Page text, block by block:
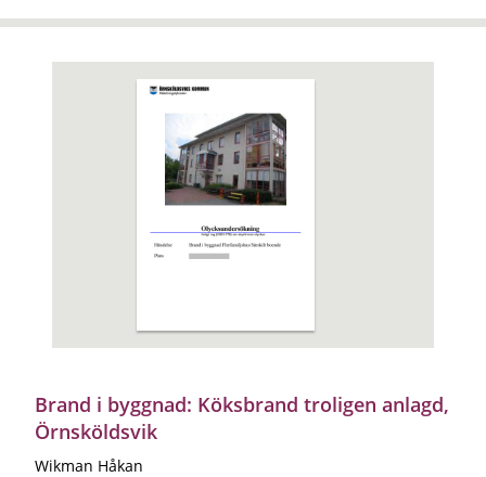
Brand i byggnad: Köksbrand troligen anlagd,
Örnsköldsvik
Wikman Håkan